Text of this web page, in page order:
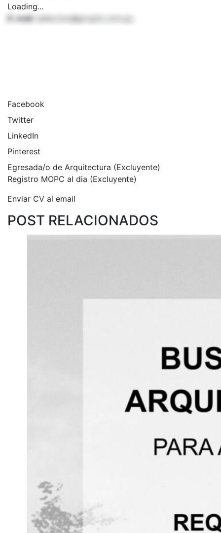
Loading...
E-mail:
seleccion@propio.com.py
Facebook
Twitter
LinkedIn
Pinterest
Egresada/o de Arquitectura (Excluyente)
Registro MOPC al dia (Excluyente)
Enviar CV al email
POST RELACIONADOS